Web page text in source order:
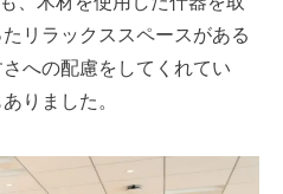
リラックススペースがある
への配慮をしてくれてい
りました。